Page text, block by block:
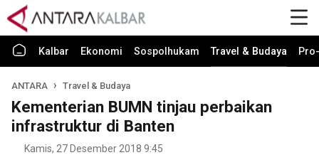
Kalbar Ekonomi Sospolhukam Travel & Budaya
ANTARA Travel & Budaya
Kementerian BUMN tinjau perbaikan
infrastruktur di Banten
Kamis, 27 Desember 2018 9:45